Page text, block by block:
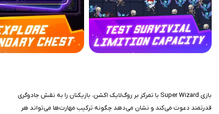
بازی Super Wizard با تمرکز بر روگ‌لایک اکشن، بازیکنان را به نقش جادوگری
قدرتمند دعوت می‌کند و نشان می‌دهد چگونه ترکیب مهارت‌ها می‌تواند هر